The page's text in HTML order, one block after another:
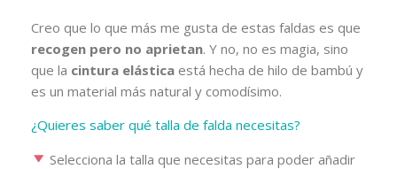
Creo que lo que más me gusta de estas faldas es que
recogen pero no aprietan. Y no, no es magia, sino
que la cintura elástica está hecha de hilo de bambú y
es un material más natural y comodísimo.
¿Quieres saber qué talla de falda necesitas?
Selecciona la talla que necesitas para poder añadir